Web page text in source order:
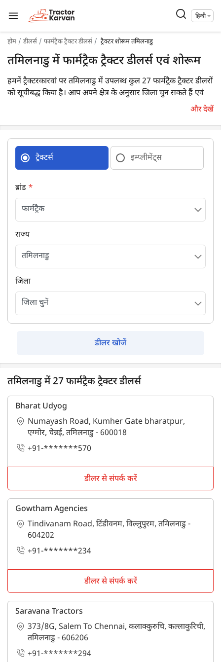
हिन्दी
होम डीलर्स फार्मट्रैक ट्रैक्टर डीलर्स ट्रैक्टर शोरूम तमिलनाडु
तमिलनाडु में फार्मट्रैक ट्रैक्टर डीलर्स एवं शोरूम
हमनें ट्रैक्टरकारवां पर तमिलनाडु में उपलब्ध कुल 27 फार्मट्रैक ट्रैक्टर डीलरों
को सूचीबद्ध किया है। आप अपने क्षेत्र के अनुसार जिला चुन सकते हैं एवं
और देखें
ट्रैक्टर्स इम्प्लीमेंट्स
ब्रांड *
राज्य
जिला
डीलर खोजें
तमिलनाडु में 27 फार्मट्रैक ट्रैक्टर डीलर्स
Bharat Udyog
Numayash Road, Kumher Gate bharatpur,
एग्मोर, चेन्नई, तमिलनाडु - 600018
+91-*******570
डीलर से संपर्क करें
Gowtham Agencies
Tindivanam Road, टिंडीवनम, विल्लुपुरम, तमिलनाडु -
604202
+91-*******234
डीलर से संपर्क करें
Saravana Tractors
373/8G, Salem To Chennai, कलाक्कुरुचि, कल्लाकुरिची,
तमिलनाडु - 606206
+91-*******294